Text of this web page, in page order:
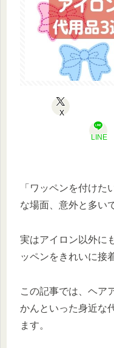
X
LINE
「ワッペンを付け
な場面、意外と多い
実はアイロン以外に
ッペンをきれいに接
この記事では、ヘア
かんといった身近な
ます。